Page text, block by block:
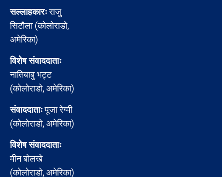
सल्लाहकारःराजु
सिटौला (कोलोराडो,
अमेरिका)
विशेष संवाददाताः
नातिबाबु भट्ट
(कोलोराडो, अमेरिका)
संवाददाताःपूजा रेग्मी
(कोलोराडो, अमेरिका)
विशेष संवाददाताः
मीन बोलखे
(कोलोराडो, अमेरिका)